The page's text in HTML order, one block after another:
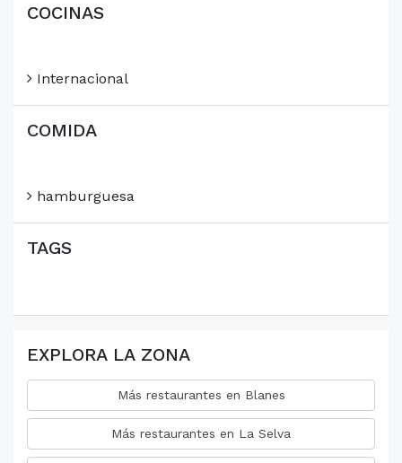
COCINAS
Internacional
COMIDA
hamburguesa
TAGS
EXPLORA LA ZONA
Más restaurantes en Blanes
Más restaurantes en La Selva